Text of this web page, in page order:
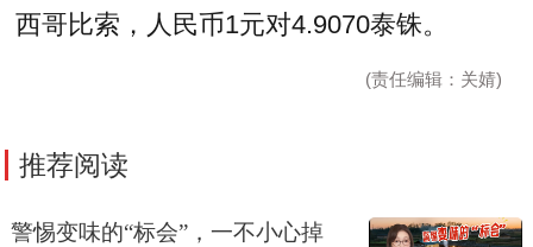
西哥比索，人民币1元对4.9070泰铢。
(责任编辑：关婧)
推荐阅读
警惕变味的“标会”，一不小心掉